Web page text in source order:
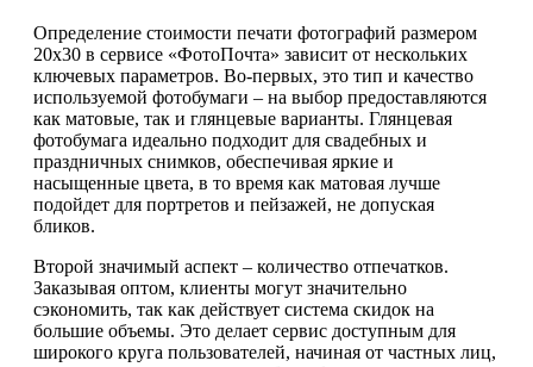
Определение стоимости печати фотографий размером
20х30 в сервисе «ФотоПочта» зависит от нескольких
ключевых параметров. Во-первых, это тип и качество
используемой фотобумаги – на выбор предоставляются
как матовые, так и глянцевые варианты. Глянцевая
фотобумага идеально подходит для свадебных и
праздничных снимков, обеспечивая яркие и
насыщенные цвета, в то время как матовая лучше
подойдет для портретов и пейзажей, не допуская
бликов.
Второй значимый аспект – количество отпечатков.
Заказывая оптом, клиенты могут значительно
сэкономить, так как действует система скидок на
большие объемы. Это делает сервис доступным для
широкого круга пользователей, начиная от частных лиц,